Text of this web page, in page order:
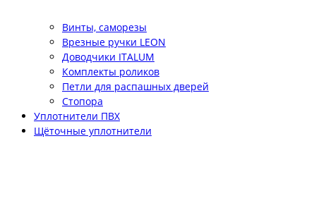
Винты, саморезы
Врезные ручки LEON
Доводчики ITALUM
Комплекты роликов
Петли для распашных дверей
Стопора
Уплотнители ПВХ
Щёточные уплотнители